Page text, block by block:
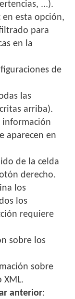
...).
esta opción,
para
en la
de
las
arriba).
información
aparecen en
de la celda
derecho.
los
los
requiere
sobre los
sobre
anterior: